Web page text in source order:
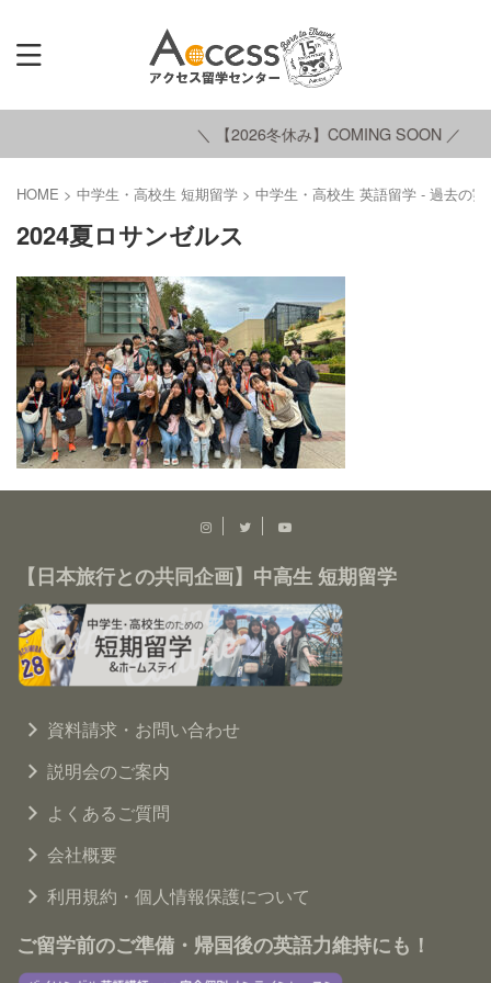
＼ 【2026冬休み】COMING SOON ／
HOME > 中学生・高校生 短期留学 > 中学生・高校生 英語留学 - 過去の
2024夏ロサンゼルス
【日本旅行との共同企画】中高生 短期留学
資料請求・お問い合わせ
説明会のご案内
よくあるご質問
会社概要
利用規約・個人情報保護について
ご留学前のご準備・帰国後の英語力維持にも！